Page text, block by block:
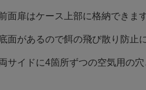
面扉はケース上部に格納できます
面があるので餌の飛び散り防止
サイドに4箇所ずつの空気用の